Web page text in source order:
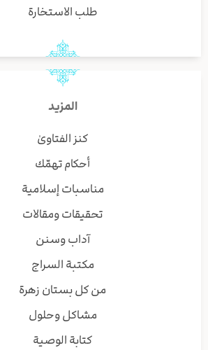
طلب الاستخارة
المزيد
كنز الفتاوىٰ
أحكام تهمّك
مناسبات إسلامية
تحقيقات ومقالات
آداب وسنن
مكتبة السراج
من كل بستان زهرة
مشاكل وحلول
كتابة الوصية